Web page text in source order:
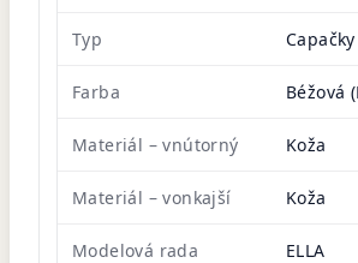
Typ Capačky
Farba Béžová
Materiál – vnútorný Koža
Materiál – vonkajší Koža
Modelová rada ELLA